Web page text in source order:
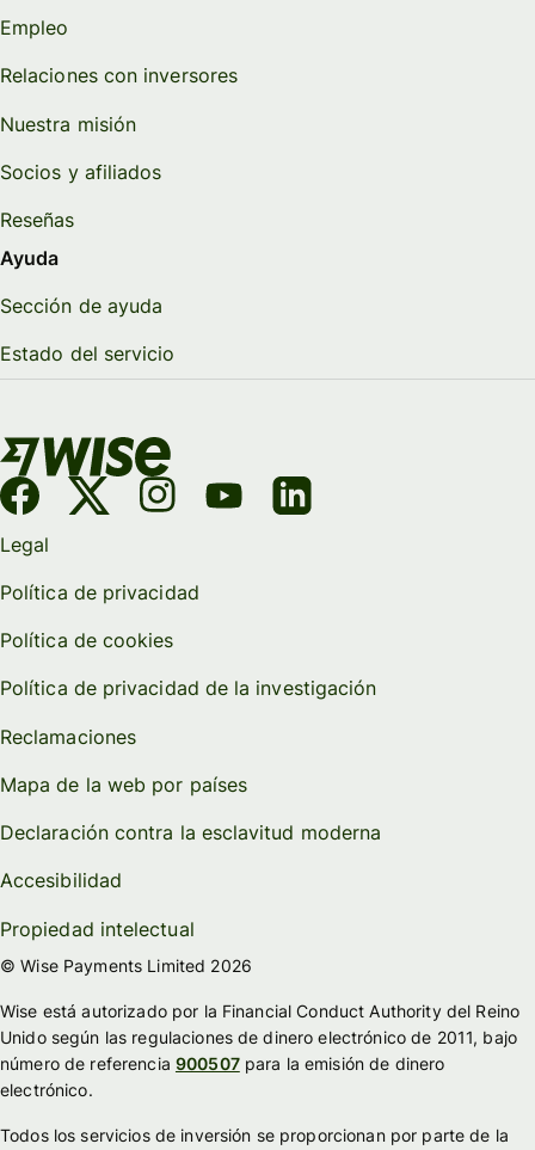
Empleo
Relaciones con inversores
Nuestra misión
Socios y afiliados
Reseñas
Ayuda
Sección de ayuda
Estado del servicio
Legal
Política de privacidad
Política de cookies
Política de privacidad de la investigación
Reclamaciones
Mapa de la web por países
Declaración contra la esclavitud moderna
Accesibilidad
Propiedad intelectual
© Wise Payments Limited 2026
Wise está autorizado por la Financial Conduct Authority del Reino
Unido según las regulaciones de dinero electrónico de 2011, bajo
número de referencia 900507para la emisión de dinero
electrónico.
Todos los servicios de inversión se proporcionan por parte de la